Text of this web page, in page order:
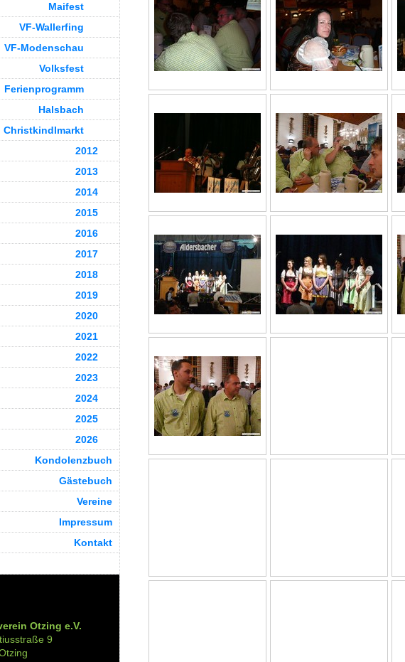
Maifest
VF-Wallerfing
VF-Modenschau
Volksfest
Ferienprogramm
Halsbach
Christkindlmarkt
2012
2013
2014
2015
2016
2017
2018
2019
2020
2021
2022
2023
2024
2025
2026
Kondolenzbuch
Gästebuch
Vereine
Impressum
Kontakt
Otzing e.V.
9